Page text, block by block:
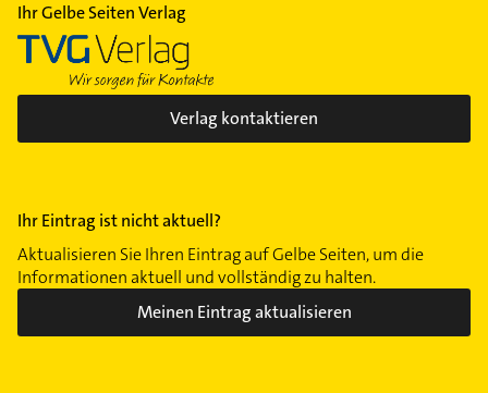
Ihr Gelbe Seiten Verlag
Verlag kontaktieren
Ihr Eintrag ist nicht aktuell?
Aktualisieren Sie Ihren Eintrag auf Gelbe Seiten, um die
Informationen aktuell und vollständig zu halten.
Meinen Eintrag aktualisieren